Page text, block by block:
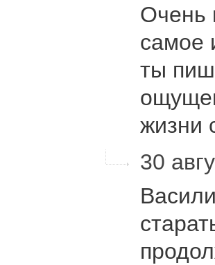
Очень
самое
ты
жизни
30